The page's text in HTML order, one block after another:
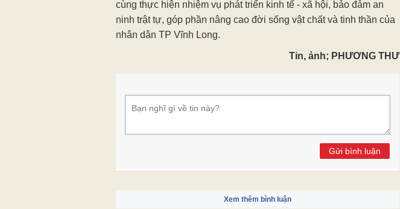
cùng thực hiện nhiệm vụ phát triển kinh tế - xã hội, bảo đảm an
ninh trật tự, góp phần nâng cao đời sống vật chất và tinh thần của
nhân dân TP Vĩnh Long.
Tin, ảnh; PHƯƠNG THƯ
Gửi bình luận
Xem thêm bình luận